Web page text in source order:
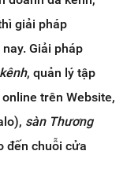
giải pháp
Giải pháp
, quản lý tập
trên Website,
sàn Thương
đến chuỗi cửa